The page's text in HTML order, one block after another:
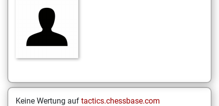
Keine Wertung auf tactics.chessbase.com